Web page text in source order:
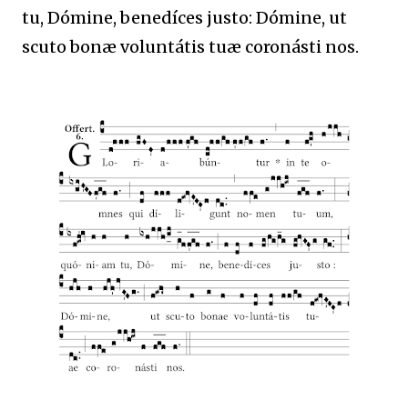
tu, Dómine, benedíces justo: Dómine, ut
scuto bonæ voluntátis tuæ coronásti nos.